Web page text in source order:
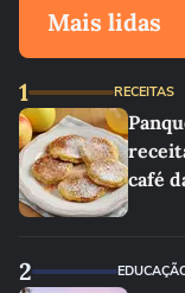
Mais lidas
1 RECEITAS
café
2